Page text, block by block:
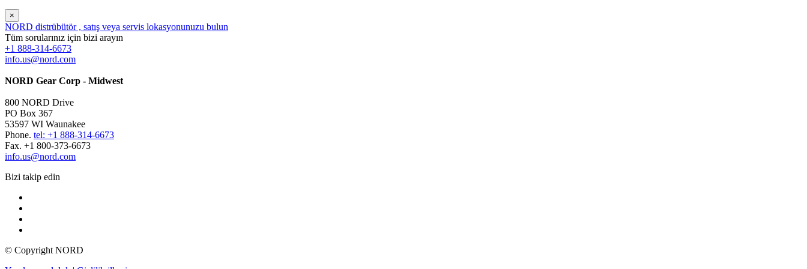
×
NORD distrübütör , satış veya servis lokasyonunuzu bulun
Tüm sorularınız için bizi arayın
+1 888-314-6673
info.us@nord.com
NORD Gear Corp - Midwest
800 NORD Drive
PO Box 367
53597 WI Waunakee
Phone. tel: +1 888-314-6673
Fax. +1 800-373-6673
info.us@nord.com
Bizi takip edin
© Copyright NORD